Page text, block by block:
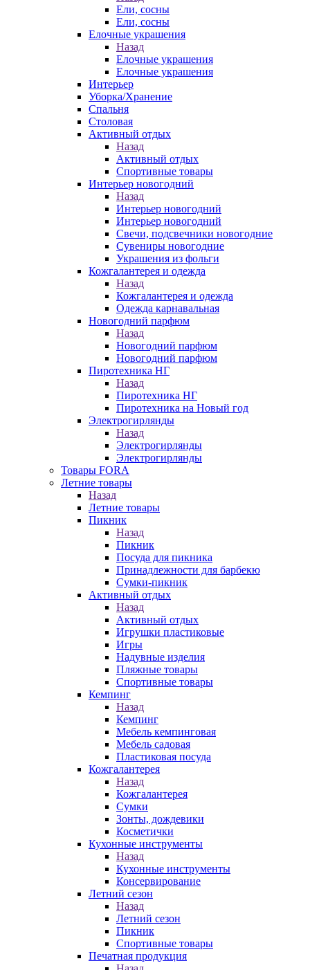
Ели, сосны
Ели, сосны
Елочные украшения
Назад
Елочные украшения
Елочные украшения
Интерьер
Уборка/Хранение
Спальня
Столовая
Активный отдых
Назад
Активный отдых
Спортивные товары
Интерьер новогодний
Назад
Интерьер новогодний
Интерьер новогодний
Свечи, подсвечники новогодние
Сувениры новогодние
Украшения из фольги
Кожгалантерея и одежда
Назад
Кожгалантерея и одежда
Одежда карнавальная
Новогодний парфюм
Назад
Новогодний парфюм
Новогодний парфюм
Пиротехника НГ
Назад
Пиротехника НГ
Пиротехника на Новый год
Электрогирлянды
Назад
Электрогирлянды
Электрогирлянды
Товары FORA
Летние товары
Назад
Летние товары
Пикник
Назад
Пикник
Посуда для пикника
Принадлежности для барбекю
Сумки-пикник
Активный отдых
Назад
Активный отдых
Игрушки пластиковые
Игры
Надувные изделия
Пляжные товары
Спортивные товары
Кемпинг
Назад
Кемпинг
Мебель кемпинговая
Мебель садовая
Пластиковая посуда
Кожгалантерея
Назад
Кожгалантерея
Сумки
Зонты, дождевики
Косметички
Кухонные инструменты
Назад
Кухонные инструменты
Консервирование
Летний сезон
Назад
Летний сезон
Пикник
Спортивные товары
Печатная продукция